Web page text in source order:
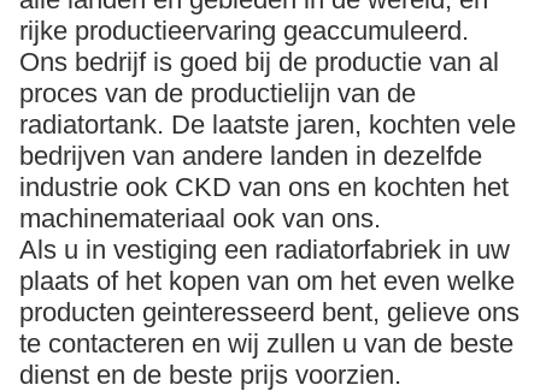
rijke productieervaring geaccumuleerd.
Ons bedrijf is goed bij de productie van al
proces van de productielijn van de
radiatortank. De laatste jaren, kochten vele
bedrijven van andere landen in dezelfde
industrie ook CKD van ons en kochten het
machinemateriaal ook van ons.
Als u in vestiging een radiatorfabriek in uw
plaats of het kopen van om het even welke
producten geinteresseerd bent, gelieve ons
te contacteren en wij zullen u van de beste
dienst en de beste prijs voorzien.